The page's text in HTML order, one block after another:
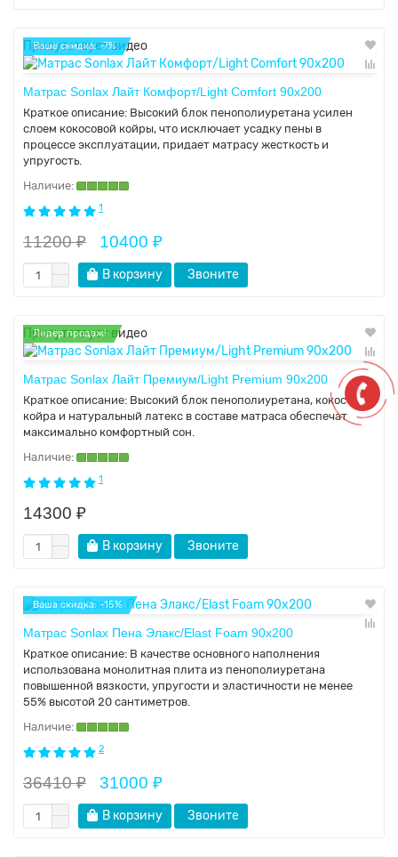
Присутствует видео
Ваша скидка: -7%
Матрас Sonlax Лайт Комфорт/Light Comfort 90x200
Краткое описание: Высокий блок пенополиуретана усилен
слоем кокосовой койры, что исключает усадку пены в
процессе эксплуатации, придает матрасу жесткость и
упругость.
1
11200 ₽ 10400 ₽
В корзину Звоните
Присутствует видео
Лидер продаж!
Матрас Sonlax Лайт Премиум/Light Premium 90x200
Краткое описание: Высокий блок пенополиуретана, кокосовая
койра и натуральный латекс в составе матраса обеспечат
максимально комфортный сон.
1
14300 ₽
В корзину Звоните
Ваша скидка: -15%
Матрас Sonlax Пена Элакс/Elast Foam 90x200
Краткое описание: В качестве основного наполнения
использована монолитная плита из пенополиуретана
повышенной вязкости, упругости и эластичности не менее
55% высотой 20 сантиметров.
2
36410 ₽ 31000 ₽
В корзину Звоните